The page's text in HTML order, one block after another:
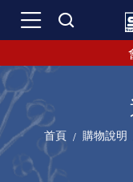
首頁 購物說明